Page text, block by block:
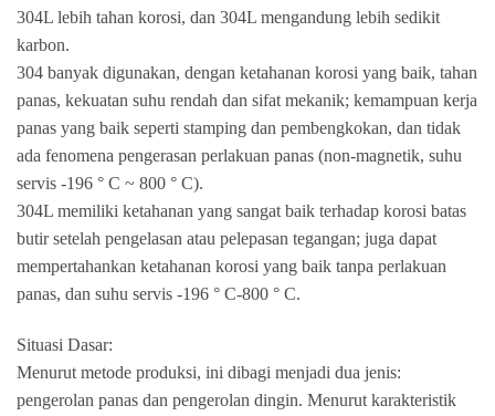
304L lebih tahan korosi, dan 304L mengandung lebih sedikit
karbon.
304 banyak digunakan, dengan ketahanan korosi yang baik, tahan
panas, kekuatan suhu rendah dan sifat mekanik; kemampuan kerja
panas yang baik seperti stamping dan pembengkokan, dan tidak
ada fenomena pengerasan perlakuan panas (non-magnetik, suhu
servis -196 ° C ~ 800 ° C).
304L memiliki ketahanan yang sangat baik terhadap korosi batas
butir setelah pengelasan atau pelepasan tegangan; juga dapat
mempertahankan ketahanan korosi yang baik tanpa perlakuan
panas, dan suhu servis -196 ° C-800 ° C.
Situasi Dasar:
Menurut metode produksi, ini dibagi menjadi dua jenis:
pengerolan panas dan pengerolan dingin. Menurut karakteristik